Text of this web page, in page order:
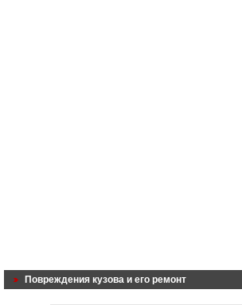
Повреждения кузова и его ремонт